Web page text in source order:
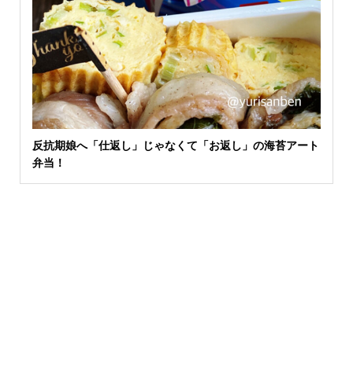
反抗期娘へ「仕返し」じゃなくて「お返し」の海苔アート
弁当！